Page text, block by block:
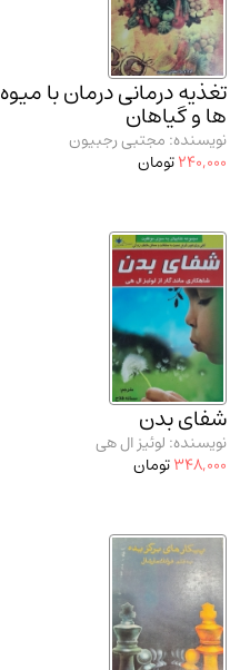
تغذیه درمانی درمان با میوه
ها و گیاهان
نویسنده: مجتبی رجبیون
240,000تومان
شفای بدن
نویسنده: لوئیز ال هی
348,000تومان